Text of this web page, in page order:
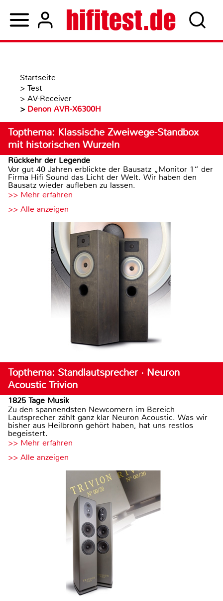
Startseite
> Test
> AV-Receiver
> Denon AVR-X6300H
Topthema: Klassische Zweiwege-Standbox
mit historischen Wurzeln
Rückkehr der Legende
Vor gut 40 Jahren erblickte der Bausatz „Monitor 1“ der
Firma Hifi Sound das Licht der Welt. Wir haben den
Bausatz wieder aufleben zu lassen.
>> Mehr erfahren
>> Alle anzeigen
Topthema: Standlautsprecher · Neuron
Acoustic Trivion
1825 Tage Musik
Zu den spannendsten Newcomern im Bereich
Lautsprecher zählt ganz klar Neuron Acoustic. Was wir
bisher aus Heilbronn gehört haben, hat uns restlos
begeistert.
>> Mehr erfahren
>> Alle anzeigen